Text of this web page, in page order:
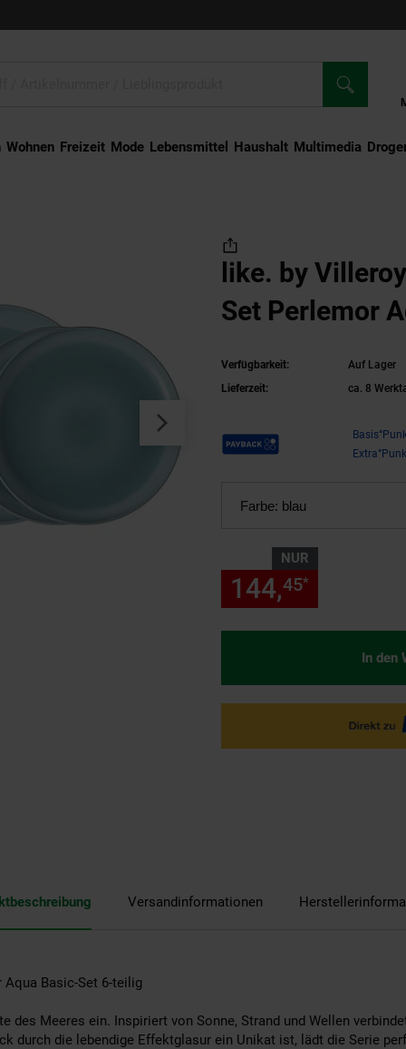
Wohnen Freizeit Mode Lebensmittel Haushalt Multimedia
like. by
Set Perlemor
Verfügbarkeit:
Auf Lager
Lieferzeit:
ca. 8
Payback Punkte
Farbe: blau
NUR
144,45*
In den
Versandinformationen
Aqua Basic-Set 6-teilig
des Meeres ein. Inspiriert von Sonne, Strand und Wellen
durch die lebendige Effektglasur ein Unikat ist, lädt die Serie